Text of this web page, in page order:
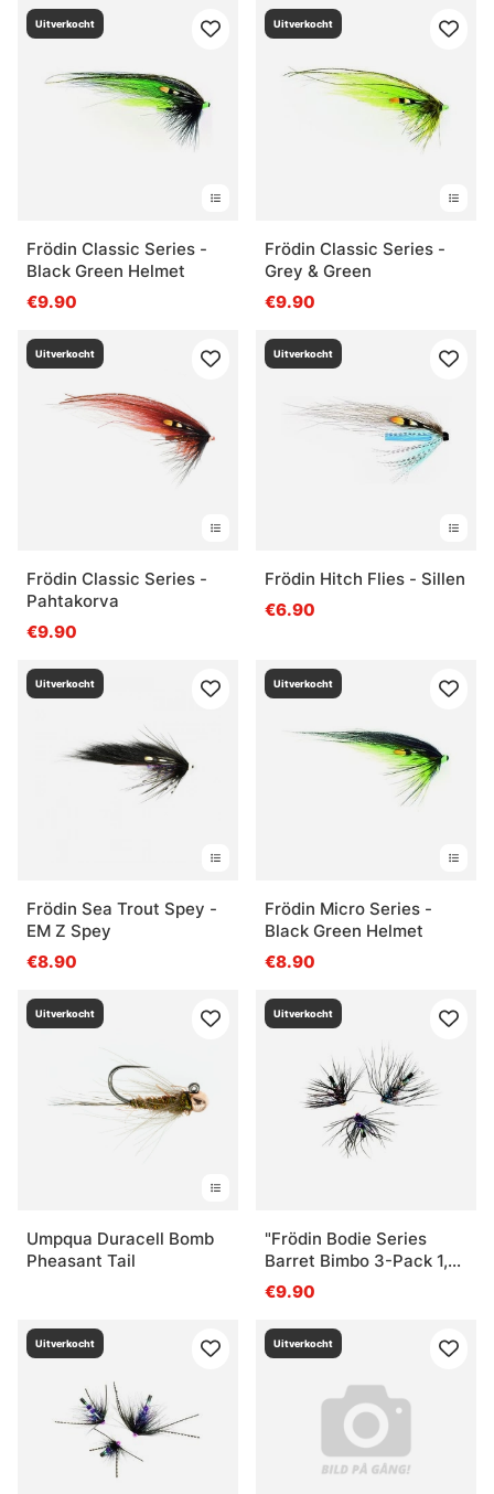
Uitverkocht
Frödin Classic Series -
Black Green Helmet
€9.90
Uitverkocht
Frödin Classic Series -
Grey & Green
€9.90
Uitverkocht
Frödin Classic Series -
Pahtakorva
€9.90
Uitverkocht
Frödin Hitch Flies - Sillen
€6.90
Uitverkocht
Frödin Sea Trout Spey -
EM Z Spey
€8.90
Uitverkocht
Frödin Micro Series -
Black Green Helmet
€8.90
Uitverkocht
Umpqua Duracell Bomb
Pheasant Tail
Uitverkocht
"Frödin Bodie Series
Barret Bimbo 3-Pack 1,2
& 3 cm"
€9.90
Uitverkocht Uitverkocht